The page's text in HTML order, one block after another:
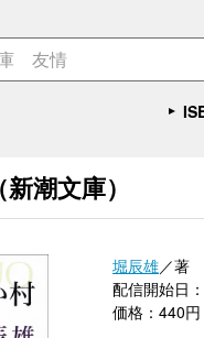
潮文庫）
堀辰雄／著
配信開始日
価格：440円